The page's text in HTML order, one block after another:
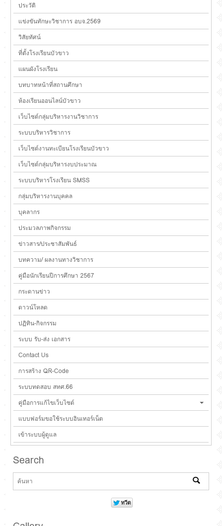
ประวัติ
แข่งขันทักษะวิชาการ อบจ.2569
วิสัยทัศน์
ที่ตั้งโรงเรียนบัวขาว
แผนผังโรงเรียน
บทบาทหน้าที่สถานศึกษา
ห้องเรียนออนไลน์บัวขาว
เว็บไซต์กลุ่มบริหารงานวิชาการ
ระบบบริหารวิชาการ
เว็บไซต์งานทะเบียนโรงเรียนบัวขาว
เว็บไซต์กลุ่มบริหารงบประมาณ
ระบบบริหารโรงเรียน SMSS
กลุ่มบริหารงานบุคคล
บุคลากร
ประมวลภาพกิจกรรม
ข่าวสาร/ประชาสัมพันธ์
บทความ/ ผลงานทางวิชาการ
คู่มือนักเรียนปีการศึกษา 2567
กระดานข่าว
ดาวน์โหลด
ปฏิทิน-กิจกรรม
ระบบ รับ-ส่ง เอกสาร
Contact Us
การสร้าง QR-Code
ระบบทดสอบ สทศ.66
คู่มือการแก้ไขเว็บไซต์
แบบฟอร์มขอใช้ระบบอินเทอร์เน็ต
เข้าระบบผู้ดูแล
Search